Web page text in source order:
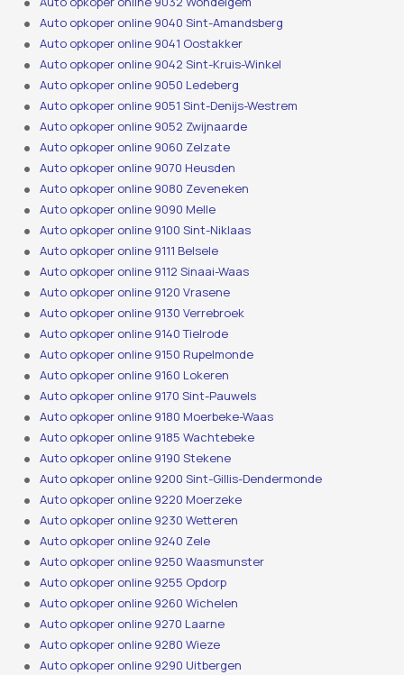
Auto opkoper online 9040 Sint-Amandsberg
Auto opkoper online 9041 Oostakker
Auto opkoper online 9042 Sint-Kruis-Winkel
Auto opkoper online 9050 Ledeberg
Auto opkoper online 9051 Sint-Denijs-Westrem
Auto opkoper online 9052 Zwijnaarde
Auto opkoper online 9060 Zelzate
Auto opkoper online 9070 Heusden
Auto opkoper online 9080 Zeveneken
Auto opkoper online 9090 Melle
Auto opkoper online 9100 Sint-Niklaas
Auto opkoper online 9111 Belsele
Auto opkoper online 9112 Sinaai-Waas
Auto opkoper online 9120 Vrasene
Auto opkoper online 9130 Verrebroek
Auto opkoper online 9140 Tielrode
Auto opkoper online 9150 Rupelmonde
Auto opkoper online 9160 Lokeren
Auto opkoper online 9170 Sint-Pauwels
Auto opkoper online 9180 Moerbeke-Waas
Auto opkoper online 9185 Wachtebeke
Auto opkoper online 9190 Stekene
Auto opkoper online 9200 Sint-Gillis-Dendermonde
Auto opkoper online 9220 Moerzeke
Auto opkoper online 9230 Wetteren
Auto opkoper online 9240 Zele
Auto opkoper online 9250 Waasmunster
Auto opkoper online 9255 Opdorp
Auto opkoper online 9260 Wichelen
Auto opkoper online 9270 Laarne
Auto opkoper online 9280 Wieze
Auto opkoper online 9290 Uitbergen